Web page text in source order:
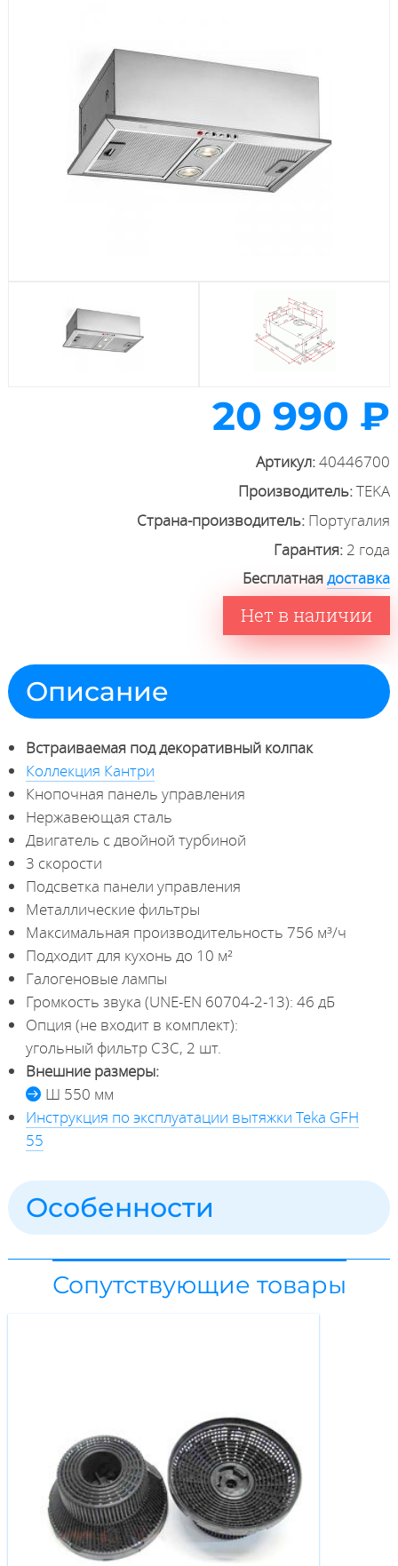
Холодильники
20 990 ₽
Артикул:40446700
Производитель:TEKA
Страна-производитель: Португалия
Гарантия: 2 года
Бесплатнаядоставка
Нет в наличии
Описание
Встраиваемая под декоративный колпак
Коллекция Кантри
Кнопочная панель управления
Нержавеющая сталь
Двигатель с двойной турбиной
3 скорости
Подсветка панели управления
Металлические фильтры
Максимальная производительность 756 м³/ч
Подходит для кухонь до 10 м²
Галогеновые лампы
Громкость звука (UNE-EN 60704-2-13): 46 дБ
Опция (не входит в комплект):
угольный фильтр С3C, 2 шт.
Внешние размеры:
Ш 550 мм
Инструкция по эксплуатации вытяжки Teka GFH
55
Особенности
Сопутствующие товары